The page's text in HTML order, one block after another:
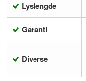
Lyslengde
Garanti
Diverse